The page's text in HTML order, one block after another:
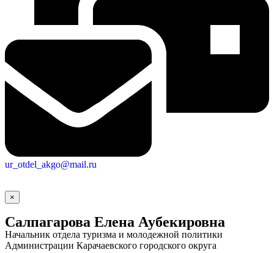
ur_otdel_akgo@mail.ru
×
Салпагарова Елена Аубекировна
Начальник отдела туризма и молодежной политики
Администрации Карачаевского городского округа